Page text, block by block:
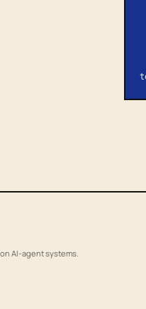
AI-agent systems.